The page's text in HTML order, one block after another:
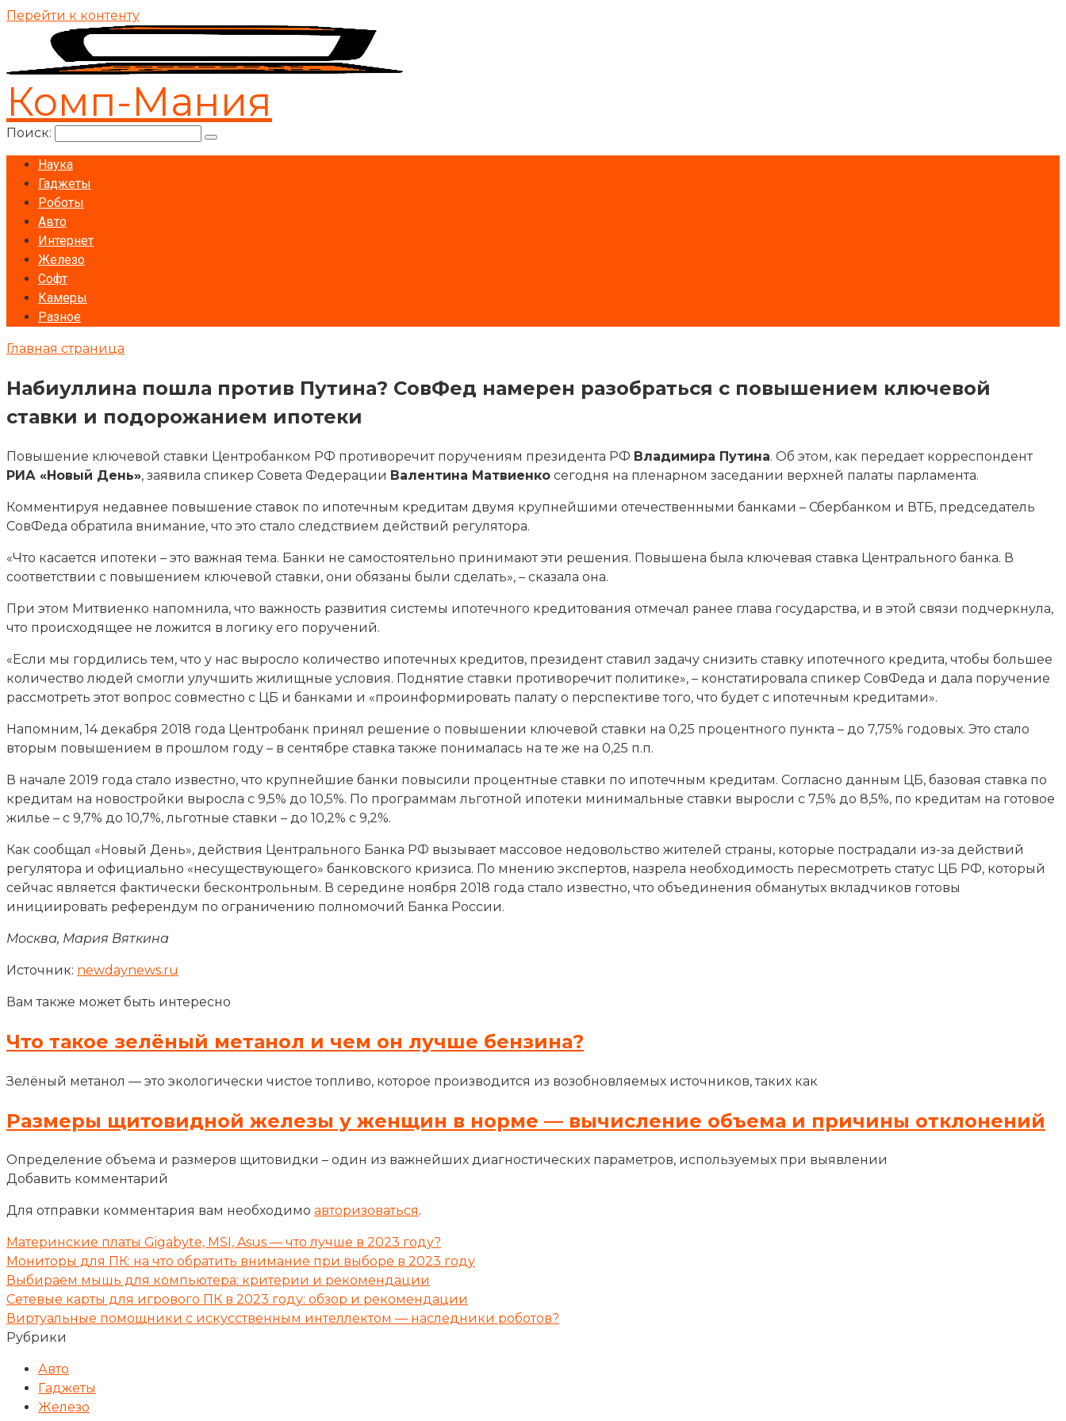
Перейти к контенту
Комп-Мания
Поиск:
Наука
Гаджеты
Роботы
Авто
Интернет
Железо
Софт
Камеры
Разное
Главная страница
Набиуллина пошла против Путина? СовФед намерен разобраться с повышением ключевой
ставки и подорожанием ипотеки
Повышение ключевой ставки Центробанком РФ противоречит поручениям президента РФ Владимира Путина. Об этом, как передает корреспондент
РИА «Новый День», заявила спикер Совета Федерации Валентина Матвиенко сегодня на пленарном заседании верхней палаты парламента.
Комментируя недавнее повышение ставок по ипотечным кредитам двумя крупнейшими отечественными банками – Сбербанком и ВТБ, председатель
СовФеда обратила внимание, что это стало следствием действий регулятора.
«Что касается ипотеки – это важная тема. Банки не самостоятельно принимают эти решения. Повышена была ключевая ставка Центрального банка. В
соответствии с повышением ключевой ставки, они обязаны были сделать», – сказала она.
При этом Митвиенко напомнила, что важность развития системы ипотечного кредитования отмечал ранее глава государства, и в этой связи подчеркнула,
что происходящее не ложится в логику его поручений.
«Если мы гордились тем, что у нас выросло количество ипотечных кредитов, президент ставил задачу снизить ставку ипотечного кредита, чтобы большее
количество людей смогли улучшить жилищные условия. Поднятие ставки противоречит политике», – констатировала спикер СовФеда и дала поручение
рассмотреть этот вопрос совместно с ЦБ и банками и «проинформировать палату о перспективе того, что будет с ипотечным кредитами».
Напомним, 14 декабря 2018 года Центробанк принял решение о повышении ключевой ставки на 0,25 процентного пункта – до 7,75% годовых. Это стало
вторым повышением в прошлом году – в сентябре ставка также понималась на те же на 0,25 п.п.
В начале 2019 года стало известно, что крупнейшие банки повысили процентные ставки по ипотечным кредитам. Согласно данным ЦБ, базовая ставка по
кредитам на новостройки выросла с 9,5% до 10,5%. По программам льготной ипотеки минимальные ставки выросли с 7,5% до 8,5%, по кредитам на готовое
жилье – с 9,7% до 10,7%, льготные ставки – до 10,2% с 9,2%.
Как сообщал «Новый День», действия Центрального Банка РФ вызывает массовое недовольство жителей страны, которые пострадали из-за действий
регулятора и официально «несуществующего» банковского кризиса. По мнению экспертов, назрела необходимость пересмотреть статус ЦБ РФ, который
сейчас является фактически бесконтрольным. В середине ноября 2018 года стало известно, что объединения обманутых вкладчиков готовы
инициировать референдум по ограничению полномочий Банка России.
Москва, Мария Вяткина
Источник: newdaynews.ru
Вам также может быть интересно
Что такое зелёный метанол и чем он лучше бензина?
Зелёный метанол — это экологически чистое топливо, которое производится из возобновляемых источников, таких как
Размеры щитовидной железы у женщин в норме — вычисление объема и причины отклонений
Определение объема и размеров щитовидки – один из важнейших диагностических параметров, используемых при выявлении
Добавить комментарий
Для отправки комментария вам необходимо авторизоваться.
Материнские платы Gigabyte, MSI, Asus — что лучше в 2023 году?
Мониторы для ПК: на что обратить внимание при выборе в 2023 году
Выбираем мышь для компьютера: критерии и рекомендации
Сетевые карты для игрового ПК в 2023 году: обзор и рекомендации
Виртуальные помощники с искусственным интеллектом — наследники роботов?
Рубрики
Авто
Гаджеты
Железо